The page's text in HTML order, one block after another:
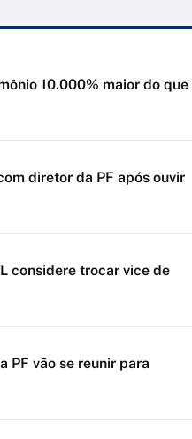
10.000% maior do que
diretor da PF após ouvir
considere trocar vice de
PF vão se reunir para